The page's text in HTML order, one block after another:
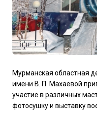
Мурманская областная
имени В. П. Махаевой
участие в различных
фотосушку и выставку